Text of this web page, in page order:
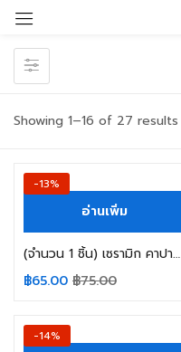
Showing 1–16 of 27 results
-13%
อ่านเพิ่ม
(จำนวน 1 ชิ้น) เซรามิก คาปาซิเตอร์ 102 40KV 1000PF 40000V
฿65.00 ฿75.00
-14%